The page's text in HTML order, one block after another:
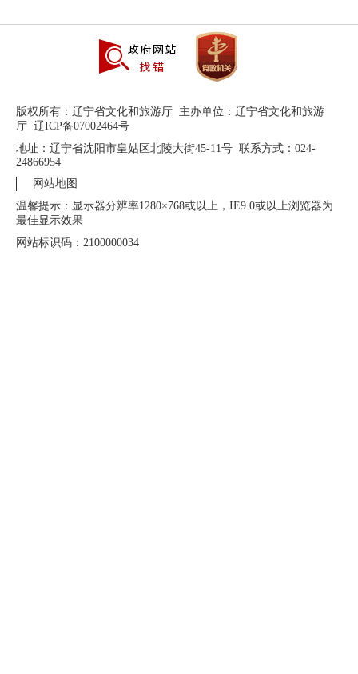
版权所有：辽宁省文化和旅游厅 主办单位：辽宁省文化和旅游
厅 辽ICP备07002464号
地址：辽宁省沈阳市皇姑区北陵大街45-11号 联系方式：024-
24866954
网站地图
温馨提示：显示器分辨率1280×768或以上，IE9.0或以上浏览器为
最佳显示效果
网站标识码：2100000034